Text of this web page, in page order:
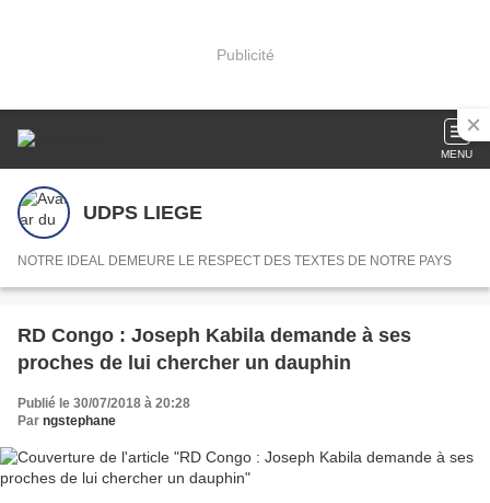
Publicité
MENU
UDPS LIEGE
NOTRE IDEAL DEMEURE LE RESPECT DES TEXTES DE NOTRE PAYS
RD Congo : Joseph Kabila demande à ses
proches de lui chercher un dauphin
Publié le 30/07/2018 à 20:28
Par ngstephane